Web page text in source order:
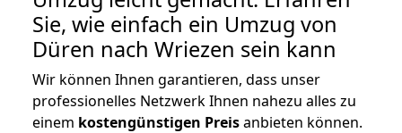
Sie, wie einfach ein Umzug von
Düren nach Wriezen sein kann
Wir können Ihnen garantieren, dass unser
professionelles Netzwerk Ihnen nahezu alles zu
einem kostengünstigen Preisanbieten können.